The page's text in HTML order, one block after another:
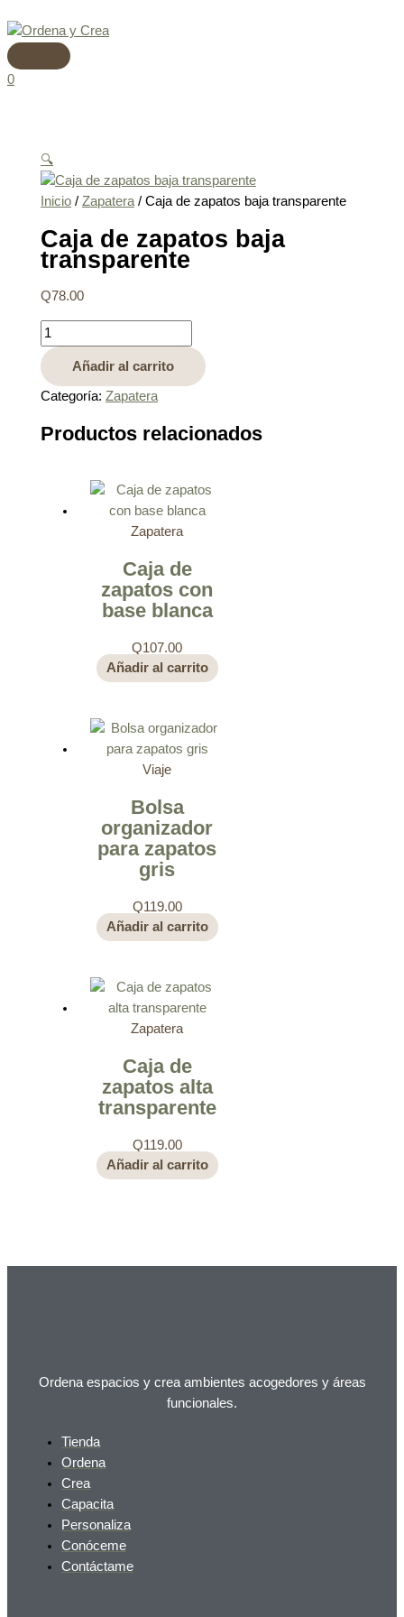
al
contenido
0
🔍
Inicio /Zapatera / Caja de zapatos baja transparente
Caja de zapatos baja
transparente
Q78.00
de
zapatos
baja
Añadir al carrito
Categoría:Zapatera
Productos relacionados
Zapatera
Caja de
zapatos con
base blanca
Q107.00
Añadir al carrito
Viaje
Bolsa
organizador
para zapatos
gris
Q119.00
Añadir al carrito
Zapatera
Caja de
zapatos alta
transparente
Q119.00
Añadir al carrito
Ordena espacios y crea ambientes acogedores y áreas
funcionales.
Tienda
Ordena
Crea
Capacita
Personaliza
Conóceme
Contáctame